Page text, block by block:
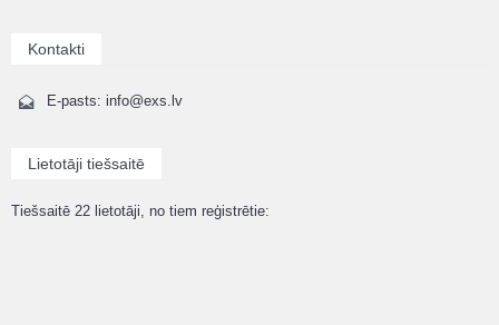
Kontakti
E-pasts: info@exs.lv
Lietotāji tiešsaitē
Tiešsaitē 22 lietotāji, no tiem reģistrētie: